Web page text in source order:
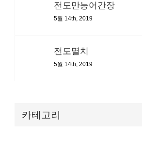
전도만능어간장
5월 14th, 2019
전도멸치
5월 14th, 2019
카테고리